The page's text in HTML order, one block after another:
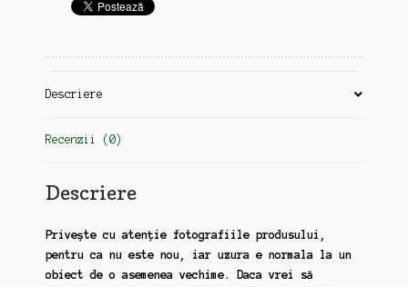
placaj,
(r61)
Descriere
Recenzii (0)
Descriere
Privește cu atenție fotografiile produsului,
pentru ca nu este nou, iar uzura e normala la un
obiect de o asemenea vechime. Daca vrei să